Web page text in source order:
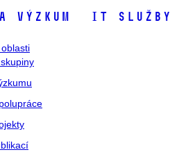
výzkum IT služby